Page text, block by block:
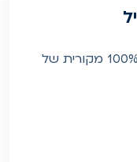
בואו ללמוד כיצד להבטיח מערכת 100% מקורית של